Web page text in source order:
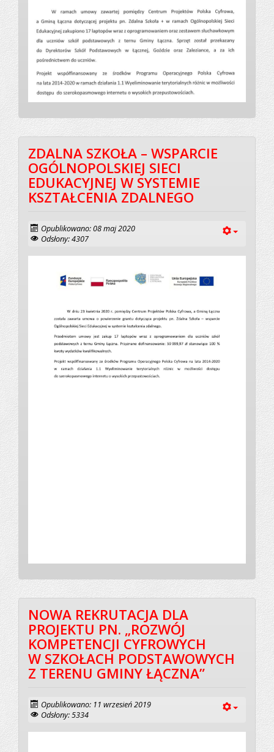
ZDALNA SZKOŁA – WSPARCIE
OGÓLNOPOLSKIEJ SIECI
EDUKACYJNEJ W SYSTEMIE
KSZTAŁCENIA ZDALNEGO
Opublikowano: 08 maj 2020
Odsłony: 4307
NOWA REKRUTACJA DLA
PROJEKTU PN. „ROZWÓJ
KOMPETENCJI CYFROWYCH
W SZKOŁACH PODSTAWOWYCH
Z TERENU GMINY ŁĄCZNA”
Opublikowano: 11 wrzesień 2019
Odsłony: 5334